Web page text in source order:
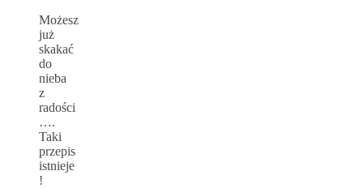
Możesz
już
skakać
do
nieba
z
radości
….
Taki
przepis
istnieje
!